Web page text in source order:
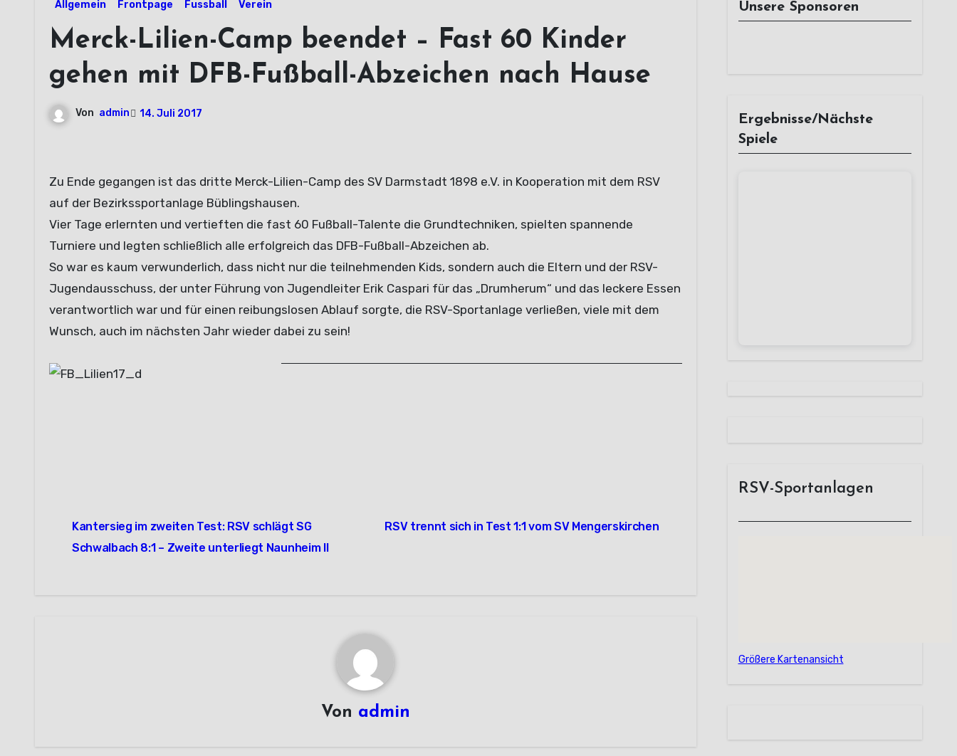
Allgemein Frontpage Fussball Verein
Merck-Lilien-Camp beendet – Fast 60 Kinder
gehen mit DFB-Fußball-Abzeichen nach Hause
Von admin 14. Juli 2017
Zu Ende gegangen ist das dritte Merck-Lilien-Camp des SV Darmstadt 1898 e.V. in Kooperation mit dem RSV
auf der Bezirkssportanlage Büblingshausen.
Vier Tage erlernten und vertieften die fast 60 Fußball-Talente die Grundtechniken, spielten spannende
Turniere und legten schließlich alle erfolgreich das DFB-Fußball-Abzeichen ab.
So war es kaum verwunderlich, dass nicht nur die teilnehmenden Kids, sondern auch die Eltern und der RSV-
Jugendausschuss, der unter Führung von Jugendleiter Erik Caspari für das „Drumherum“ und das leckere Essen
verantwortlich war und für einen reibungslosen Ablauf sorgte, die RSV-Sportanlage verließen, viele mit dem
Wunsch, auch im nächsten Jahr wieder dabei zu sein!
Kantersieg im zweiten Test: RSV schlägt SG
Schwalbach 8:1 – Zweite unterliegt Naunheim II
RSV trennt sich in Test 1:1 vom SV Mengerskirchen
Von admin
Unsere Sponsoren
Ergebnisse/Nächste
Spiele
RSV-Sportanlagen
Größere Kartenansicht